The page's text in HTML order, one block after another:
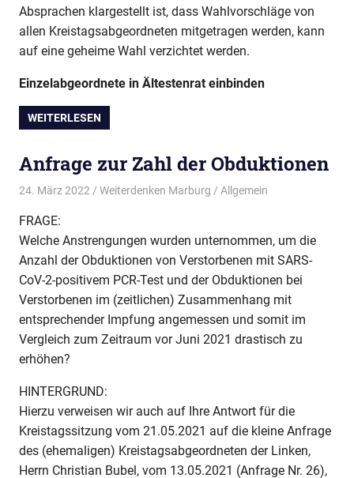
Absprachen klargestellt ist, dass Wahlvorschläge von
allen Kreistagsabgeordneten mitgetragen werden, kann
auf eine geheime Wahl verzichtet werden.
Einzelabgeordnete in Ältestenrat einbinden
WEITERLESEN
Anfrage zur Zahl der Obduktionen
24. März 2022 Weiterdenken Marburg Allgemein
FRAGE:
Welche Anstrengungen wurden unternommen, um die
Anzahl der Obduktionen von Verstorbenen mit SARS-
CoV-2-positivem PCR-Test und der Obduktionen bei
Verstorbenen im (zeitlichen) Zusammenhang mit
entsprechender Impfung angemessen und somit im
Vergleich zum Zeitraum vor Juni 2021 drastisch zu
erhöhen?
HINTERGRUND:
Hierzu verweisen wir auch auf Ihre Antwort für die
Kreistagssitzung vom 21.05.2021 auf die kleine Anfrage
des (ehemaligen) Kreistagsabgeordneten der Linken,
Herrn Christian Bubel, vom 13.05.2021 (Anfrage Nr. 26),